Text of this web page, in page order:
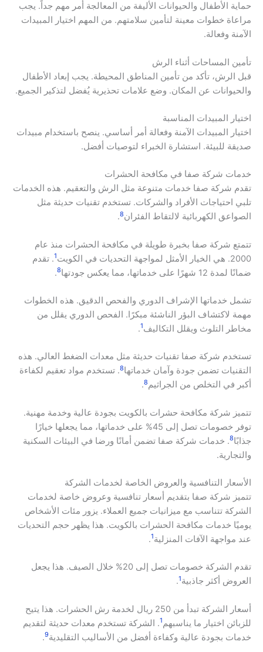
حماية الأطفال والحيوانات الأليفة من المعالجة أمر مهم جداً. يجب
مراعاة خطوات معينة لتأمين سلامتهم. من المهم اختيار المبيدات
الآمنة وفعالة.
تأمين المساحات أثناء الرش
قبل الرش، تأكد من تأمين المناطق المحيطة. يجب إبعاد الأطفال
والحيوانات عن المكان. وضع علامات تحذيرية يُفضل لتذكير الجميع.
اختيار المبيدات المناسبة
اختيار المبيدات الآمنة وفعالة أمر أساسي. ينصح باستخدام مبيدات
صديقة للبيئة. استشارة الخبراء لتوصيات أفضل.
خدمات شركة صفا في مكافحة الحشرات
تقدم شركة صفا خدمات متنوعة مثل الرش والتعقيم. هذه الخدمات
تلبي احتياجات الأفراد والشركات. تستخدم تقنيات حديثة مثل
الصواعق الكهربائية لالتقاط الفئران8
.
تتمتع شركة صفا بخبرة طويلة في مكافحة الحشرات منذ عام
2000. هي الخيار الأمثل لمواجهة التحديات في الكويت
1. تقدم
ضمانًا لمدة 12 شهرًا على خدماتها، مما يعكس جودتها
8
.
تشمل خدماتها الإشراف الدوري والفحص الدقيق. هذه الخطوات
مهمة لاكتشاف البؤر الناشئة مبكرًا. الفحص الدوري يقلل من
مخاطر التلوث ويقلل التكاليف1
.
تستخدم شركة صفا تقنيات حديثة مثل معدات الضغط العالي. هذه
التقنيات تضمن جودة وآمان خدماتها8. تستخدم مواد تعقيم لكفاءة
أكبر في التخلص من الجراثيم8
.
تتميز شركة مكافحة حشرات بالكويت بجودة عالية وخدمة مهنية.
توفر خصومات تصل إلى 45% على خدماتها، مما يجعلها خيارًا
جذابًا8. خدمات شركة صفا تضمن أمانًا ورضا في البيئات السكنية
والتجارية.
الأسعار التنافسية والعروض الخاصة لخدمات الشركة
تتميز شركة صفا بتقديم أسعار تنافسية وعروض خاصة لخدمات
الشركة تتناسب مع ميزانيات جميع العملاء. يزور مئات الأشخاص
يوميًا خدمات مكافحة الحشرات بالكويت. هذا يظهر حجم التحديات
عند مواجهة الآفات المنزلية1
.
تقدم الشركة خصومات تصل إلى 20% خلال الصيف. هذا يجعل
العروض أكثر جاذبية1
.
أسعار الشركة تبدأ من 250 ريال لخدمة رش الحشرات. هذا يتيح
للزبائن اختيار ما يناسبهم1. الشركة تستخدم معدات حديثة لتقديم
خدمات بجودة عالية وكفاءة أفضل من الأساليب التقليدية9
.